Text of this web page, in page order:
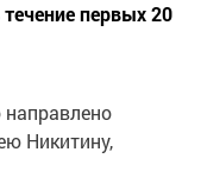
первых 20
Никитину,